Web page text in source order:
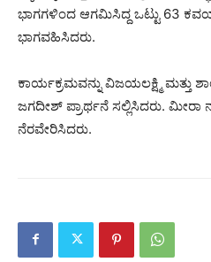
ಭಾಗಗಳಿಂದ ಆಗಮಿಸಿದ್ದ ಒಟ್ಟು 63
ಭಾಗವಹಿಸಿದರು.
ಕಾರ್ಯಕ್ರಮವನ್ನು ವಿಜಯಲಕ್ಷ್ಮಿ ಮತ್ತು
ಜಗದೀಶ್ ಪ್ರಾರ್ಥನೆ ಸಲ್ಲಿಸಿದರು.
ನೆರವೇರಿಸಿದರು.